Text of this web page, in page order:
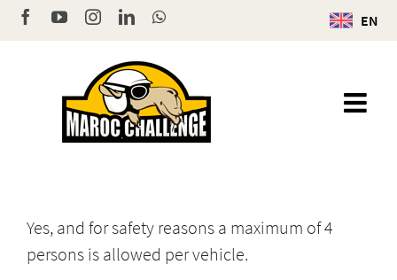
Skip
to
EN
FacebookYouTubeInstagram
LinkedInWhatsApp
Yes, and for safety reasons a maximum of 4
persons is allowed per vehicle.